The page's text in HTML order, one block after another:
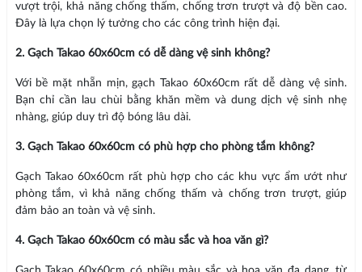
vượt trội, khả năng chống thấm, chống trơn trượt và độ bền cao.
Đây là lựa chọn lý tưởng cho các công trình hiện đại.
2. Gạch Takao 60x60cm có dễ dàng vệ sinh không?
Với bề mặt nhẵn mịn, gạch Takao 60x60cm rất dễ dàng vệ sinh.
Bạn chỉ cần lau chùi bằng khăn mềm và dung dịch vệ sinh nhẹ
nhàng, giúp duy trì độ bóng lâu dài.
3. Gạch Takao 60x60cm có phù hợp cho phòng tắm không?
Gạch Takao 60x60cm rất phù hợp cho các khu vực ẩm ướt như
phòng tắm, vì khả năng chống thấm và chống trơn trượt, giúp
đảm bảo an toàn và vệ sinh.
4. Gạch Takao 60x60cm có màu sắc và hoa văn gì?